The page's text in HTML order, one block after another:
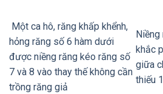
Một ca hô, răng khấp khểnh,
hỏng răng số 6 hàm dưới
được niềng răng kéo răng số
7 và 8 vào thay thế không cần
trồng răng giả
khắc
giữa
thiếu